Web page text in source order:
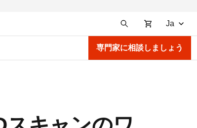
Ja
専門家に相談しましょう